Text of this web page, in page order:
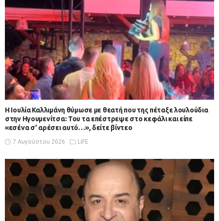
Η Ιουλία Καλλιμάνη θύμωσε με θεατή που της πέταξε λουλούδια
στην Ηγουμενίτσα: Του τα επέστρεψε στο κεφάλι και είπε
«εσένα σ’ αρέσει αυτό…», δείτε βίντεο
7 Αυγούστου 2026 LIFE